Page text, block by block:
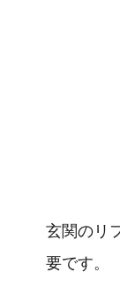
玄関のリ
要です。